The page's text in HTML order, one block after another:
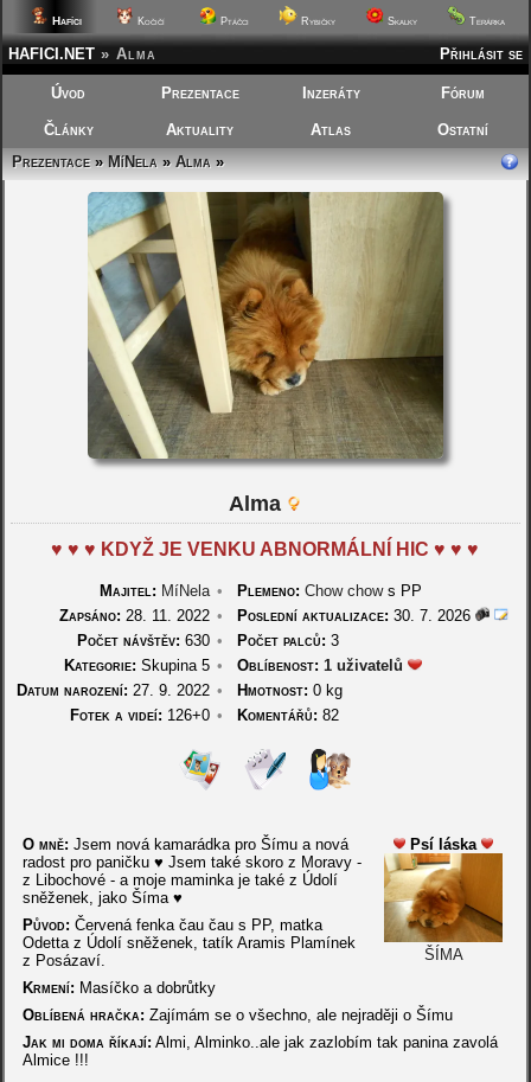
Hafíci Kočičí Ptáčci Rybičky Skalky Terárka
Přihlásit se
HAFICI.NET » Alma
Úvod Prezentace Inzeráty Fórum
Články Aktuality Atlas
Ostatní
Prezentace»MíNela»Alma»
Alma
♥ ♥ ♥ KDYŽ JE VENKU ABNORMÁLNÍ HIC ♥ ♥ ♥
Majitel: MíNela • Plemeno: Chow chows PP
Zapsáno: 28. 11. 2022 • Poslední aktualizace: 30. 7. 2026
Počet návštěv: 630 • Počet palců: 3
Kategorie: Skupina 5 • Oblíbenost: 1 uživatelů
Datum narození: 27. 9. 2022 • Hmotnost: 0 kg
Fotek a videí: 126+0 • Komentářů: 82
Psí láska
ŠÍMA
O mně: Jsem nová kamarádka pro Šímu a nová
radost pro paničku ♥ Jsem také skoro z Moravy -
z Libochové - a moje maminka je také z Údolí
sněženek, jako Šíma ♥
Původ: Červená fenka čau čau s PP, matka
Odetta z Údolí sněženek, tatík Aramis Plamínek
z Posázaví.
Krmení: Masíčko a dobrůtky
Oblíbená hračka: Zajímám se o všechno, ale nejraději o Šímu
Jak mi doma říkají: Almi, Alminko..ale jak zazlobím tak panina zavolá
Almice !!!